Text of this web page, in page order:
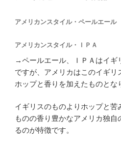
アメリカンスタイル・ペールエール
アメリカンスタイル・ＩＰＡ
→ペールエール、ＩＰＡはイギ
ですが、アメリカはこのイギリ
ホップと香りを加えたものとな
イギリスのものよりホップと苦
ものの香り豊かなアメリカ独
るのが特徴です。